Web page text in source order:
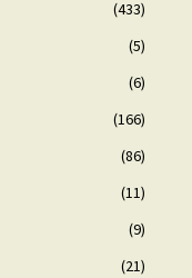
(433)
(5)
(6)
(166)
(86)
(11)
(9)
(21)